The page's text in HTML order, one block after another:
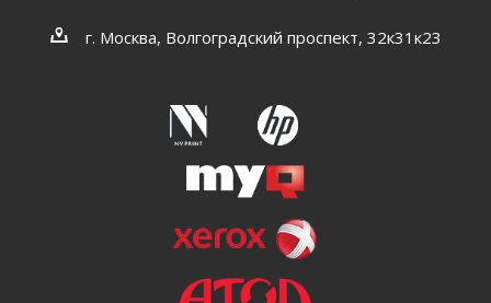
г. Москва, Волгоградский проспект, 32к31к23